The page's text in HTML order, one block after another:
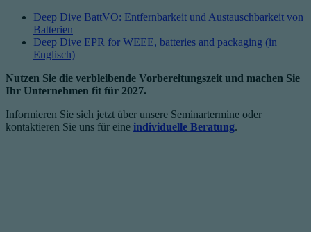
Deep Dive BattVO: Entfernbarkeit und Austauschbarkeit von
Batterien
Deep Dive EPR for WEEE, batteries and packaging (in
Englisch)
Nutzen Sie die verbleibende Vorbereitungszeit und machen Sie
Ihr Unternehmen fit für 2027.
Informieren Sie sich jetzt über unsere Seminartermine oder
kontaktieren Sie uns für eine individuelle Beratung.